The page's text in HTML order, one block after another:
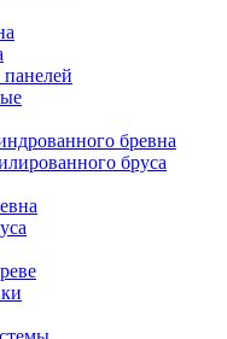
бревна
бруса